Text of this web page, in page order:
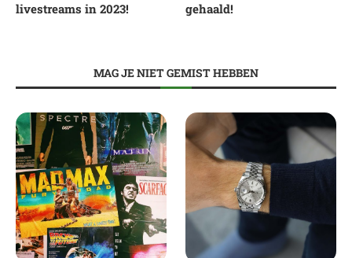
livestreams in 2023!
gehaald!
MAG JE NIET GEMIST HEBBEN